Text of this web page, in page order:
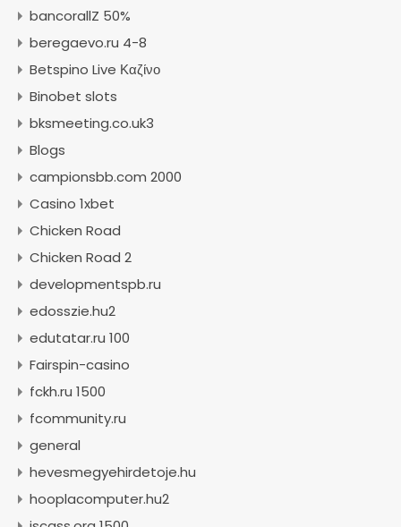
bancorallZ 50%
beregaevo.ru 4-8
Betspino Live Καζίνο
Binobet slots
bksmeeting.co.uk3
Blogs
campionsbb.com 2000
Casino 1xbet
Chicken Road
Chicken Road 2
developmentspb.ru
edosszie.hu2
edutatar.ru 100
Fairspin-casino
fckh.ru 1500
fcommunity.ru
general
hevesmegyehirdetoje.hu
hooplacomputer.hu2